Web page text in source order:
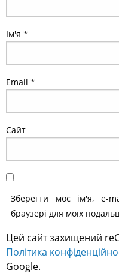
Ім'я *
Email *
Сайт
Зберегти моє ім'я, e-
браузері для моїх
Цей сайт захищений
Політика
Google.